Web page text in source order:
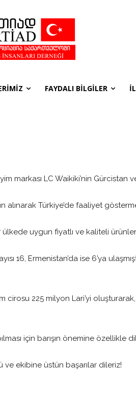
FAYDALI BİLGİLER
markası LC Waikiki’nin Gürcistan
alınarak Türkiye’de faaliyet
uygun fiyatlı ve kaliteli
16, Ermenistan’da ise 6’ya
cirosu 225 milyon Lari’yi
için barışın önemine özellikle
ve ekibine üstün başarılar dileriz!